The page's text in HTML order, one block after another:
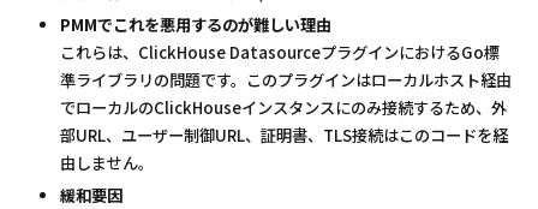
PMMでこれを悪用するのが難しい理由
これらは、ClickHouse DatasourceプラグインにおけるGo標
準ライブラリの問題です。このプラグインはローカルホスト経由
でローカルのClickHouseインスタンスにのみ接続するため、外
部URL、ユーザー制御URL、証明書、TLS接続はこのコードを経
由しません。
緩和要因